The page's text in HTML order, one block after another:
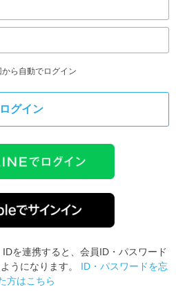
から自動でログイン
ログイン
を連携すると、会員ID・パスワード
うになります。 ID・パスワードを忘
方はこちら